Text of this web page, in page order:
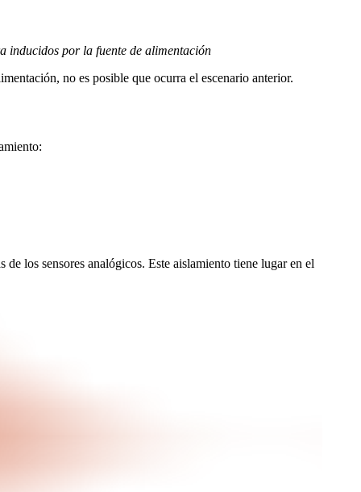
inducidos por la fuente de alimentación
no es posible que ocurra el escenario anterior.
los sensores analógicos. Este aislamiento tiene lugar en el